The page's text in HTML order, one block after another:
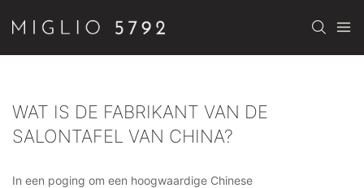
WAT IS DE FABRIKANT VAN DE
SALONTAFEL VAN CHINA?
In een poging om een ​​hoogwaardige Chinese